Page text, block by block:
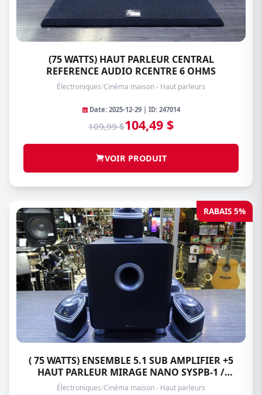
(75 WATTS) HAUT PARLEUR CENTRAL
REFERENCE AUDIO RCENTRE 6 OHMS
Électroniques/Cinéma maison - Haut parleurs
Date: 2025-12-29 | ID: 247014
109,99 $104,49 $
VOIR PRODUIT
RABAIS 5%
( 75 WATTS) ENSEMBLE 5.1 SUB AMPLIFIER +5
HAUT PARLEUR MIRAGE NANO SYSPB-1 /
SAT5PB-1
Électroniques/Cinéma maison - Haut parleurs